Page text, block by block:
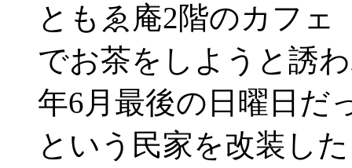
ともゑ庵2階のカフ
でお茶をしようと誘
年6月最後の日曜日
という民家を改装し